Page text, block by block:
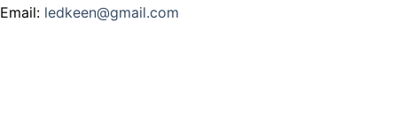
Email: ledkeen@gmail.com